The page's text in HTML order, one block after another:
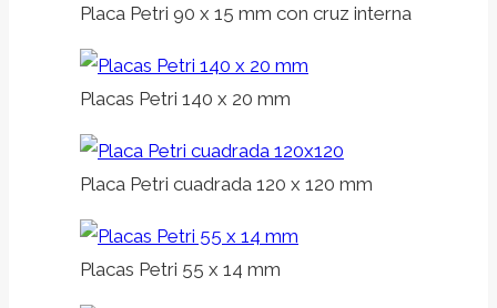
Placa Petri 90 x 15 mm con cruz interna
Placas Petri 140 x 20 mm
Placa Petri cuadrada 120 x 120 mm
Placas Petri 55 x 14 mm